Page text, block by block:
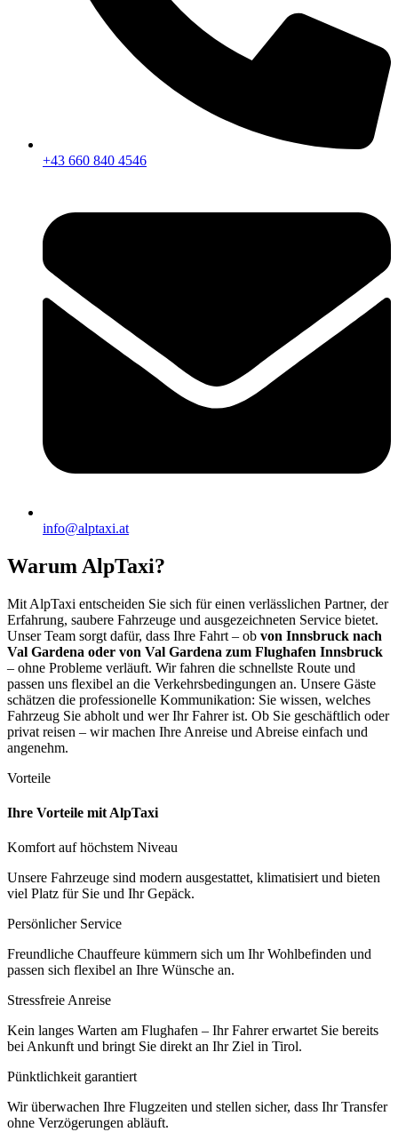
+43 660 840 4546
info@alptaxi.at
Warum AlpTaxi?
Mit AlpTaxi entscheiden Sie sich für einen verlässlichen Partner, der
Erfahrung, saubere Fahrzeuge und ausgezeichneten Service bietet.
Unser Team sorgt dafür, dass Ihre Fahrt – ob von Innsbruck nach
Val Gardena oder von Val Gardena zum Flughafen Innsbruck
– ohne Probleme verläuft. Wir fahren die schnellste Route und
passen uns flexibel an die Verkehrsbedingungen an. Unsere Gäste
schätzen die professionelle Kommunikation: Sie wissen, welches
Fahrzeug Sie abholt und wer Ihr Fahrer ist. Ob Sie geschäftlich oder
privat reisen – wir machen Ihre Anreise und Abreise einfach und
angenehm.
Vorteile
Ihre Vorteile mit AlpTaxi
Komfort auf höchstem Niveau
Unsere Fahrzeuge sind modern ausgestattet, klimatisiert und bieten
viel Platz für Sie und Ihr Gepäck.
Persönlicher Service
Freundliche Chauffeure kümmern sich um Ihr Wohlbefinden und
passen sich flexibel an Ihre Wünsche an.
Stressfreie Anreise
Kein langes Warten am Flughafen – Ihr Fahrer erwartet Sie bereits
bei Ankunft und bringt Sie direkt an Ihr Ziel in Tirol.
Pünktlichkeit garantiert
Wir überwachen Ihre Flugzeiten und stellen sicher, dass Ihr Transfer
ohne Verzögerungen abläuft.